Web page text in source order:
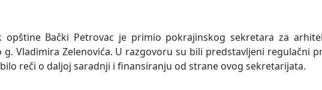
opštine Bački Petrovac je primio pokrajinskog sekretara za
Vladimira Zelenovića. U razgovoru su bili predstavljeni regulačni
reči o daljoj saradnji i finansiranju od strane ovog sekretarijata.